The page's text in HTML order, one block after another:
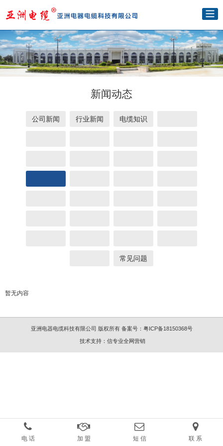
新闻动态
公司新闻 行业新闻 电缆知识
常见问题
暂无内容
亚洲电器电缆科技有限公司 版权所有 备案号： 粤ICP备18150368号
技术支持： 信专业全网营销
电 话 加 盟 短 信 联 系